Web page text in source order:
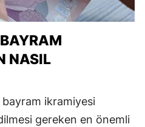
NASIL
ikramiyesi
gereken en önemli